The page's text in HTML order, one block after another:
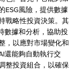
ESG風險，提供數據
戰略性投資決策。其
數據和分析，協助投
，以應對市場變化和
還能夠自動執行交
整投資組合，以確保